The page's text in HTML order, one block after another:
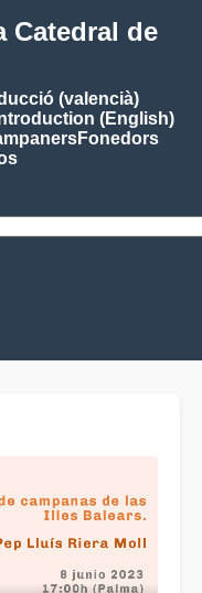
Catedral de
(valencià)
(English)
Fonedors